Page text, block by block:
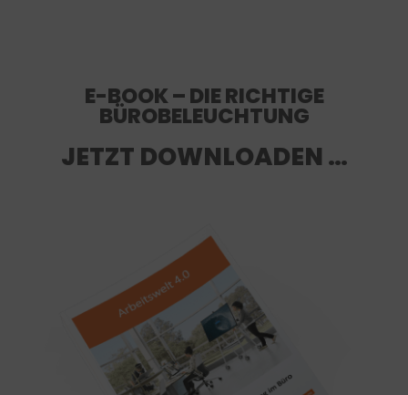
E-BOOK – DIE RICHTIGE
BÜROBELEUCHTUNG
JETZT DOWNLOADEN …